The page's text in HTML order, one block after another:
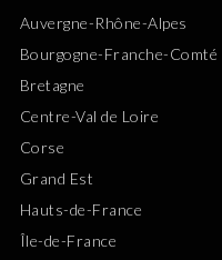
Auvergne-Rhône-Alpes
Bourgogne-Franche-Comté
Bretagne
Centre-Val de Loire
Corse
Grand Est
Hauts-de-France
Île-de-France